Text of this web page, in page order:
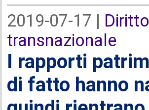
2019-07-17 |
transnazionale
I rapporti
di fatto hanno